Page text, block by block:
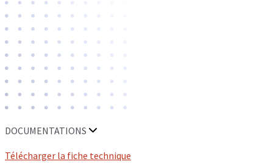
DOCUMENTATIONS
Télécharger la fiche technique